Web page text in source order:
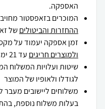
האספקה.
המוכרים בזאפסטור
ההחזרות והביטוליםשל
זמן אספקה יעמוד על מקס' 7 ימי עסקים מיום
ולמוצרים חריגים עד 21 ימי עסקים .
שיטות ועלויות המשלוח
לגודלו ולאופיו של המוצר
משלוחים ליישובים מעבר
בעלות משלוח נוספת,